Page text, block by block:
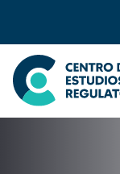
Seleccione país